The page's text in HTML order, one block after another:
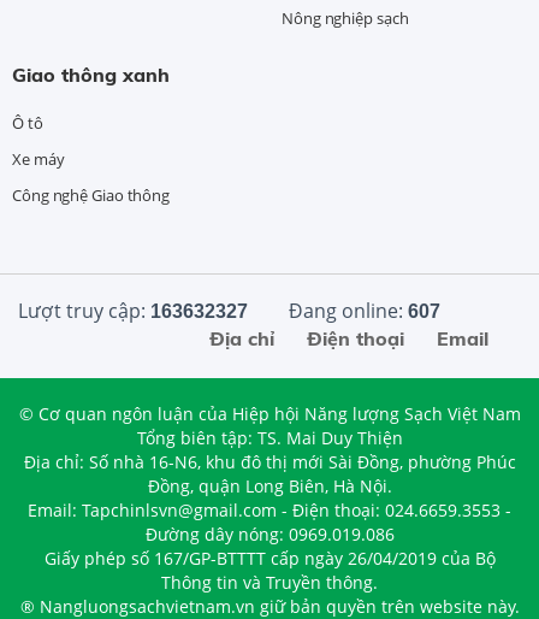
Nông nghiệp sạch
Giao thông xanh
Ô tô
Xe máy
Công nghệ Giao thông
Lượt truy cập: 163632327 Đang online: 607
Email
Điện thoại
Địa chỉ
© Cơ quan ngôn luận của Hiệp hội Năng lượng Sạch Việt Nam
Tổng biên tập: TS. Mai Duy Thiện
Địa chỉ: Số nhà 16-N6, khu đô thị mới Sài Đồng, phường Phúc
Đồng, quận Long Biên, Hà Nội.
Email: Tapchinlsvn@gmail.com - Điện thoại: 024.6659.3553 -
Đường dây nóng: 0969.019.086
Giấy phép số 167/GP-BTTTT cấp ngày 26/04/2019 của Bộ
Thông tin và Truyền thông.
® Nangluongsachvietnam.vn giữ bản quyền trên website này.